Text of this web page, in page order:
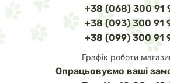
+38 (068) 300 91
+38 (093) 300 91
+38 (099) 300 91
Графік роботи
Опрацьовуємо ваші